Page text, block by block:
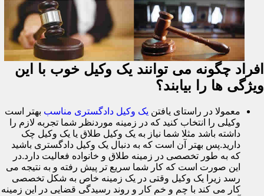
افراد چگونه می توانند یک وکیل خوب با این
ویژگی ها را بیابند؟
معمولا در راستای یافتن یک وکیل دادگستری مناسب بهتر است
وکیلی را انتخاب کنید که در زمینه موردنظر شما تجربه لازم را
داشته باشد مثلا شما نیاز به یک وکیل طلاق یا یک وکیل چک
دارید.پس بهتر آن است که به دنبال یک وکیل دادگستری باشید
که به طور تخصصی در زمینه طلاق و خانواده فعالیت دارد.در
این صورت است که کار شما سریع تر پیش رفته و به نتیجه می
رسد زیرا یک وکیل وقتی در یک زمینه خاص به شکل تخصصی
کار می کند با چم و خم کار و روند رسیدگی قضایی در این زمینه